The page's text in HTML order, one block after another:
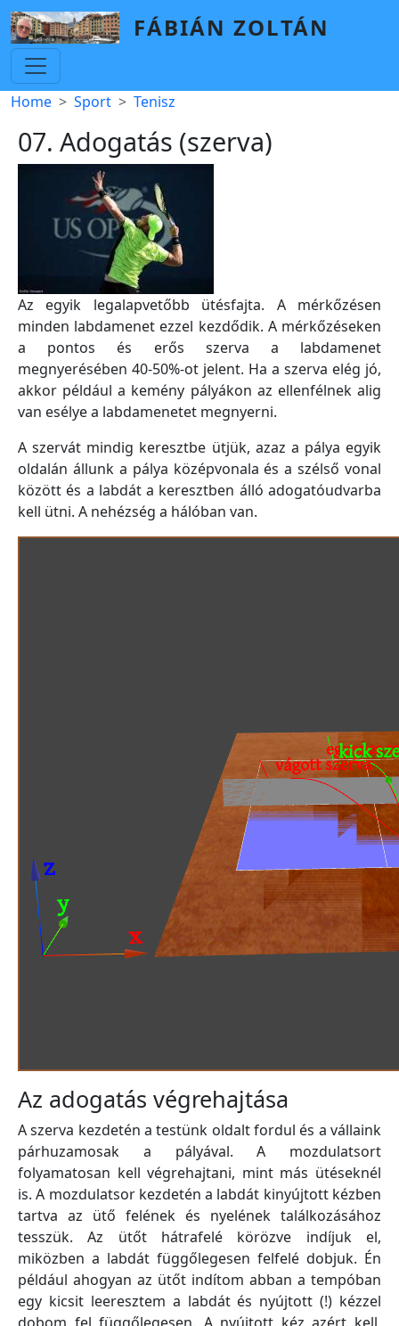
Skip to main content
FÁBIÁN ZOLTÁN
Breadcrumb
Home Sport Tenisz
07. Adogatás (szerva)
Az egyik legalapvetőbb ütésfajta. A mérkőzésen
minden labdamenet ezzel kezdődik. A mérkőzéseken
a pontos és erős szerva a labdamenet
megnyerésében 40-50%-ot jelent. Ha a szerva elég jó,
akkor például a kemény pályákon az ellenfélnek alig
van esélye a labdamenetet megnyerni.
A szervát mindig keresztbe ütjük, azaz a pálya egyik
oldalán állunk a pálya középvonala és a szélső vonal
között és a labdát a keresztben álló adogatóudvarba
kell ütni. A nehézség a hálóban van.
Az adogatás végrehajtása
A szerva kezdetén a testünk oldalt fordul és a vállaink
párhuzamosak a pályával. A mozdulatsort
folyamatosan kell végrehajtani, mint más ütéseknél
is. A mozdulatsor kezdetén a labdát kinyújtott kézben
tartva az ütő felének és nyelének találkozásához
tesszük. Az ütőt hátrafelé körözve indíjuk el,
miközben a labdát függőlegesen felfelé dobjuk. Én
például ahogyan az ütőt indítom abban a tempóban
egy kicsit leeresztem a labdát és nyújtott (!) kézzel